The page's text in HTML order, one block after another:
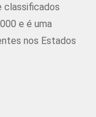
classificados
e é uma
nos Estados